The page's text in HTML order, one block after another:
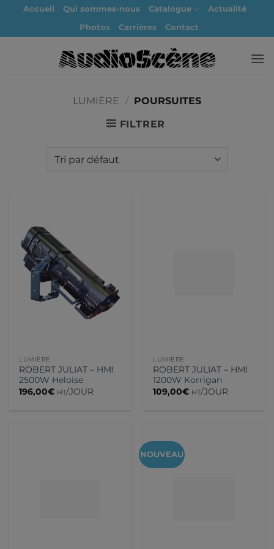
Passer
contenu
Accueil Qui sommes-nous Catalogue
Actualité
Photos
Carrières Contact
LUMIÈRE / POURSUITES
FILTRER
LUMIÈRE
ROBERT JULIAT – HMI
2500W Heloise
196,00€ HT/JOUR
LUMIÈRE
ROBERT JULIAT – HMI
1200W Korrigan
109,00€ HT/JOUR
NOUVEAU